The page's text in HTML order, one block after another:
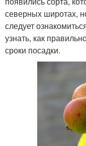
северных широтах,
следует
узнать, как
сроки посадки.